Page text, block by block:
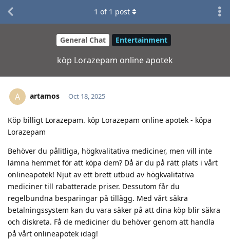
General Chat Entertainment
köp Lorazepam online apotek
1 of 1 post
A artamos Oct 18, 2025
Köp billigt Lorazepam. köp Lorazepam online apotek - köpa
Lorazepam
Behöver du pålitliga, högkvalitativa mediciner, men vill inte
lämna hemmet för att köpa dem? Då är du på rätt plats i vårt
onlineapotek! Njut av ett brett utbud av högkvalitativa
mediciner till rabatterade priser. Dessutom får du
regelbundna besparingar på tillägg. Med vårt säkra
betalningssystem kan du vara säker på att dina köp blir säkra
och diskreta. Få de mediciner du behöver genom att handla
på vårt onlineapotek idag!